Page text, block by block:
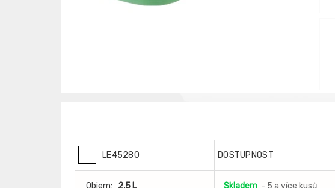
LE45280 DOSTUPNOST
Objem: 2,5 L Skladem - 5 a více kusů